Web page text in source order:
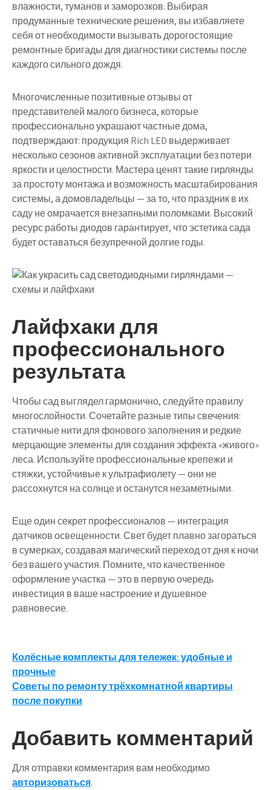
влажности, туманов и заморозков. Выбирая
продуманные технические решения, вы избавляете
себя от необходимости вызывать дорогостоящие
ремонтные бригады для диагностики системы после
каждого сильного дождя.
Многочисленные позитивные отзывы от
представителей малого бизнеса, которые
профессионально украшают частные дома,
подтверждают: продукция Rich LED выдерживает
несколько сезонов активной эксплуатации без потери
яркости и целостности. Мастера ценят такие гирлянды
за простоту монтажа и возможность масштабирования
системы, а домовладельцы — за то, что праздник в их
саду не омрачается внезапными поломками. Высокий
ресурс работы диодов гарантирует, что эстетика сада
будет оставаться безупречной долгие годы.
Лайфхаки для
профессионального
результата
Чтобы сад выглядел гармонично, следуйте правилу
многослойности. Сочетайте разные типы свечения:
статичные нити для фонового заполнения и редкие
мерцающие элементы для создания эффекта «живого»
леса. Используйте профессиональные крепежи и
стяжки, устойчивые к ультрафиолету — они не
рассохнутся на солнце и останутся незаметными.
Еще один секрет профессионалов — интеграция
датчиков освещенности. Свет будет плавно загораться
в сумерках, создавая магический переход от дня к ночи
без вашего участия. Помните, что качественное
оформление участка — это в первую очередь
инвестиция в ваше настроение и душевное
равновесие.
Навигация
по
записям
Колёсные комплекты для тележек: удобные и
прочные
Советы по ремонту трёхкомнатной квартиры
после покупки
Добавить комментарий
Для отправки комментария вам необходимо
авторизоваться.